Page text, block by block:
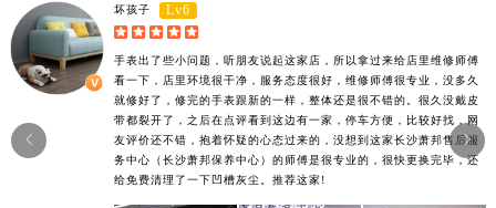
坏孩子 Lv6
    
手表出了些小问题，听朋友说起这家店，所以拿过来给店里维修师傅
看一下，店里环境很干净，服务态度很好，维修师傅很专业，没多久
就修好了，修完的手表跟新的一样，整体还是很不错的。很久没戴皮
带都裂开了，之后在点评看到这边有一家，停车方便，比较好找，网
友评价还不错，抱着怀疑的心态过来的，没想到这家长沙萧邦售后服
务中心（长沙萧邦保养中心）的师傅是很专业的，很快更换完毕，还
给免费清理了一下凹槽灰尘。推荐这家!

